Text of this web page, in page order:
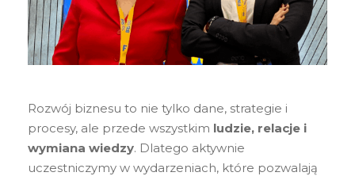
Rozwój biznesu to nie tylko dane, strategie i
procesy, ale przede wszystkim ludzie, relacje i
wymiana wiedzy. Dlatego aktywnie
uczestniczymy w wydarzeniach, które pozwalają